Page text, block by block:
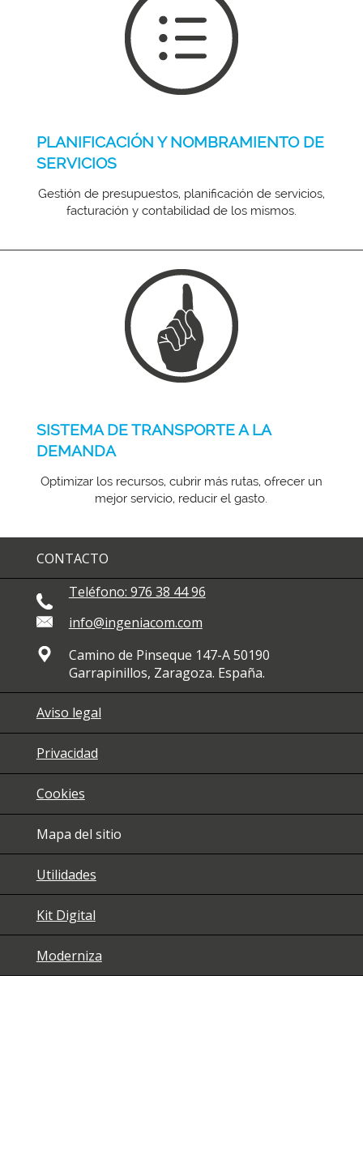
PLANIFICACIÓN Y NOMBRAMIENTO DE
SERVICIOS
Gestión de presupuestos, planificación de servicios,
facturación y contabilidad de los mismos.
SISTEMA DE TRANSPORTE A LA
DEMANDA
Optimizar los recursos, cubrir más rutas, ofrecer un
mejor servicio, reducir el gasto.
CONTACTO
Teléfono: 976 38 44 96
info@ingeniacom.com
Camino de Pinseque 147-A 50190
Garrapinillos, Zaragoza. España.
Aviso legal
Privacidad
Cookies
Mapa del sitio
Utilidades
Kit Digital
Moderniza